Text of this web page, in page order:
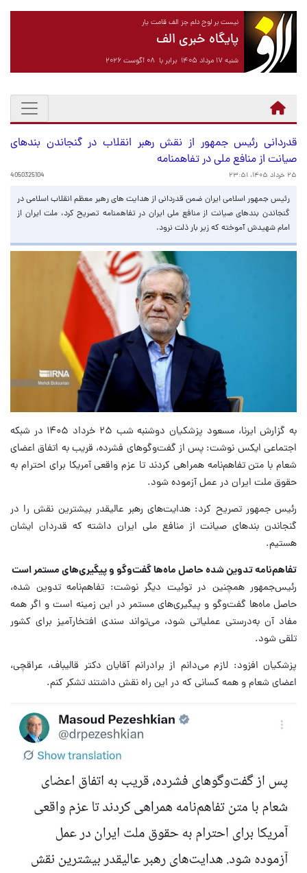
نیست بر لوح دلم جز الف قامت یار
پایگاه خبری الف
شنبه ۱۷ مرداد ۱۴۰۵ برابر با ۰۸ آگوست ۲۰۲۶
قدردانی رئیس جمهور از نقش رهبر انقلاب در گنجاندن بندهای
صیانت از منافع ملی در تفاهمنامه
۲۵ خرداد ۱۴۰۵، ۲۳:۵۱ 4050325104
رئیس جمهور اسلامی ایران ضمن قدردانی از هدایت های رهبر معظم انقلاب اسلامی در
گنجاندن بندهای صیانت از منافع ملی ایران در تفاهمنامه تصریح کرد، ملت ایران از
امام شهیدش آموخته که زیر بار ذلت نرود.
به گزارش ایرنا، مسعود پزشکیان دوشنبه شب ۲۵ خرداد ۱۴۰۵ در شبکه
اجتماعی ایکس نوشت: پس از گفت‌وگوهای فشرده، قریب به اتفاق اعضای
شعام با متن تفاهم‌نامه همراهی کردند تا عزم واقعی آمریکا برای احترام به
حقوق ملت ایران در عمل آزموده شود.
رئیس جمهور تصریح کرد: هدایت‌های رهبر عالیقدر بیشترین نقش را در
گنجاندن بندهای صیانت از منافع ملی ایران داشته که قدردان ایشان
هستیم.
تفاهم‌نامه‌ تدوین شده حاصل ماه‌ها گفت‌وگو و پیگیری‌های مستمر است
رئیس‌جمهور همچنین در توئیت دیگر نوشت: تفاهم‌نامه‌ تدوین شده،
حاصل ماه‌ها گفت‌وگو و پیگیری‌های مستمر در این زمینه است و اگر همه
مفاد آن به‌درستی عملیاتی شود، می‌تواند سندی افتخارآمیز برای کشور
تلقی شود.
پزشکیان افزود: لازم می‌دانم از برادرانم آقایان دکتر قالیباف، عراقچی،
اعضای شعام و همه کسانی که در این راه نقش داشتند تشکر کنم.